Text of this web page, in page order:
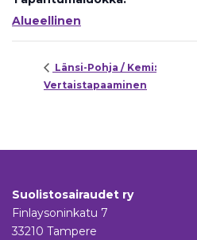
Alueellinen
Länsi-Pohja / Kemi:
Vertaistapaaminen
Suolistosairaudet ry
Finlaysoninkatu 7
33210 Tampere